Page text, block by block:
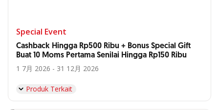
Special Event
Cashback Hingga Rp500 Ribu + Bonus Special Gift
Buat 10 Moms Pertama Senilai Hingga Rp150 Ribu
1 7月 2026 - 31 12月 2026
Produk Terkait